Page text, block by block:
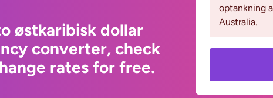
østkaribisk dollar
converter, check
rates for free.
optankning
Australia.